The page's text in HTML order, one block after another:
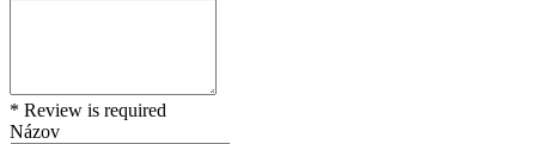
* Review is required
Názov